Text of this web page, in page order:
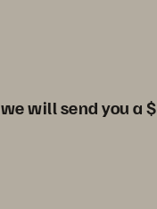
will send you a